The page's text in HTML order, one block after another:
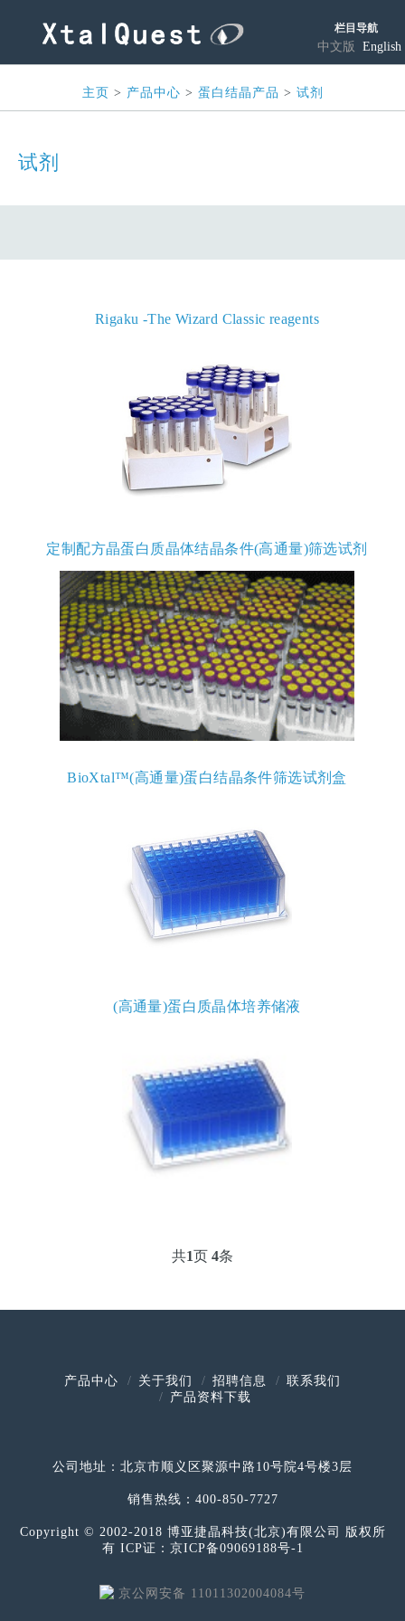
栏目导航
中文版 English
主页 > 产品中心 > 蛋白结晶产品 > 试剂
试剂
Rigaku -The Wizard Classic reagents
定制配方晶蛋白质晶体结晶条件(高通量)筛选试剂
BioXtal™(高通量)蛋白结晶条件筛选试剂盒
(高通量)蛋白质晶体培养储液
共1页 4条
产品中心 关于我们 招聘信息
联系我们
产品资料下载
公司地址：北京市顺义区聚源中路10号院4号楼3层
销售热线：400-850-7727
Copyright © 2002-2018 博亚捷晶科技(北京)有限公司 版权所
有 ICP证：京ICP备09069188号-1
京公网安备 11011302004084号